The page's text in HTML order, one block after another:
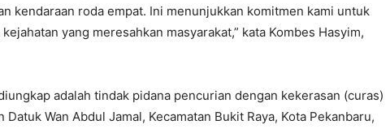
kendaraan roda empat. Ini menunjukkan komitmen kami untuk
yang meresahkan masyarakat,” kata Kombes Hasyim,
adalah tindak pidana pencurian dengan kekerasan (curas)
Wan Abdul Jamal, Kecamatan Bukit Raya, Kota Pekanbaru,